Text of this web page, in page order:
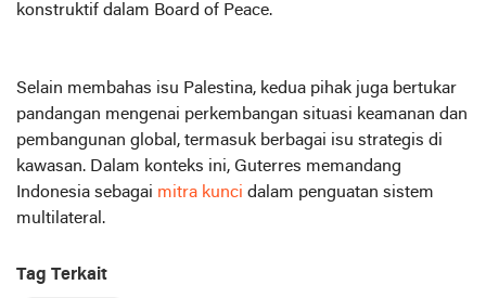
konstruktif dalam Board of Peace.
Selain membahas isu Palestina, kedua pihak juga bertukar
pandangan mengenai perkembangan situasi keamanan dan
pembangunan global, termasuk berbagai isu strategis di
kawasan. Dalam konteks ini, Guterres memandang
Indonesia sebagai mitra kunci dalam penguatan sistem
multilateral.
Tag Terkait